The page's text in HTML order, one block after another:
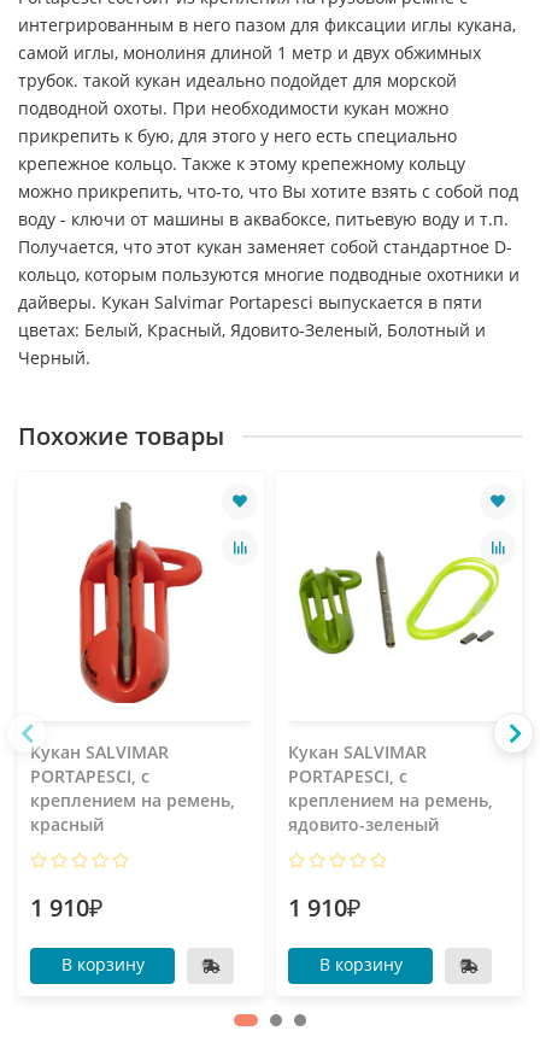
интегрированным в него пазом для фиксации иглы кукана,
самой иглы, монолиня длиной 1 метр и двух обжимных
трубок. такой кукан идеально подойдет для морской
подводной охоты. При необходимости кукан можно
прикрепить к бую, для этого у него есть специально
крепежное кольцо. Также к этому крепежному кольцу
можно прикрепить, что-то, что Вы хотите взять с собой под
воду - ключи от машины в аквабоксе, питьевую воду и т.п.
Получается, что этот кукан заменяет собой стандартное D-
кольцо, которым пользуются многие подводные охотники и
дайверы. Кукан Salvimar Portapesci выпускается в пяти
цветах: Белый, Красный, Ядовито-Зеленый, Болотный и
Черный.
Похожие товары
Кукан SALVIMAR
PORTAPESCI, с
креплением на ремень,
красный
1 910₽
В корзину
Кукан SALVIMAR
PORTAPESCI, с
креплением на ремень,
ядовито-зеленый
1 910₽
В корзину